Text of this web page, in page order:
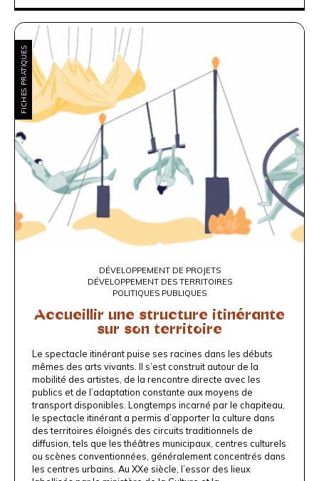
FICHES PRATIQUES
DÉVELOPPEMENT DE PROJETS
DÉVELOPPEMENT DES TERRITOIRES
POLITIQUES PUBLIQUES
Accueillir une structure itinérante
sur son territoire
Le spectacle itinérant puise ses racines dans les débuts
mêmes des arts vivants. Il s’est construit autour de la
mobilité des artistes, de la rencontre directe avec les
publics et de l’adaptation constante aux moyens de
transport disponibles. Longtemps incarné par le chapiteau,
le spectacle itinérant a permis d’apporter la culture dans
des territoires éloignés des circuits traditionnels de
diffusion, tels que les théâtres municipaux, centres culturels
ou scènes conventionnées, généralement concentrés dans
les centres urbains. Au XXe siècle, l’essor des lieux